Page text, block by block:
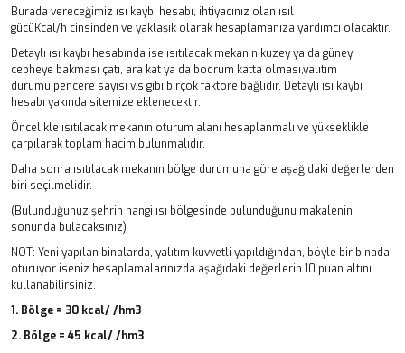
Burada vereceğimiz ısı kaybı hesabı, ihtiyacınız olan ısıl
gücüKcal/h cinsinden ve yaklaşık olarak hesaplamanıza yardımcı olacaktır.
Detaylı ısı kaybı hesabında ise ısıtılacak mekanın kuzey ya da güney
cepheye bakması çatı, ara kat ya da bodrum katta olması,yalıtım
durumu,pencere sayısı v.s gibi birçok faktöre bağlıdır. Detaylı ısı kaybı
hesabı yakında sitemize eklenecektir.
Öncelikle ısıtılacak mekanın oturum alanı hesaplanmalı ve yükseklikle
çarpılarak toplam hacim bulunmalıdır.
Daha sonra ısıtılacak mekanın bölge durumuna göre aşağıdaki değerlerden
biri seçilmelidir.
(Bulunduğunuz şehrin hangi ısı bölgesinde bulunduğunu makalenin
sonunda bulacaksınız)
NOT: Yeni yapılan binalarda, yalıtım kuvvetli yapıldığından, böyle bir binada
oturuyor iseniz hesaplamalarınızda aşağıdaki değerlerin 10 puan altını
kullanabilirsiniz.
1. Bölge = 30 kcal/ /hm3
2. Bölge = 45 kcal/ /hm3